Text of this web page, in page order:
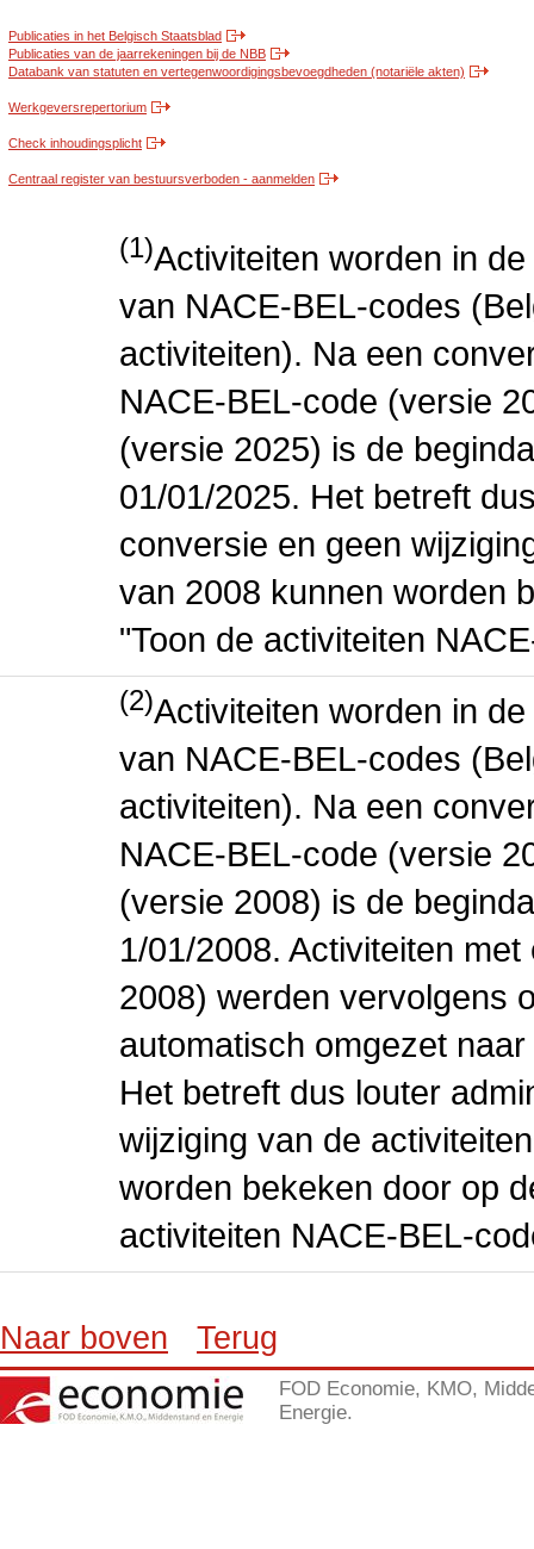
Publicaties in het Belgisch Staatsblad
Publicaties van de jaarrekeningen bij de NBB
Databank van statuten en vertegenwoordigingsbevoegdheden (notariële akten)
Werkgeversrepertorium
Check inhoudingsplicht
Centraal register van bestuursverboden - aanmelden
(1)Activiteiten worden in
van NACE-BEL-codes
activiteiten). Na een
NACE-BEL-code (versie
(versie 2025) is de
01/01/2025. Het betreft
conversie en geen
van 2008 kunnen worden
"Toon de activiteiten
(2)Activiteiten worden in
van NACE-BEL-codes
activiteiten). Na een
NACE-BEL-code (versie
(versie 2008) is de
1/01/2008. Activiteiten
2008) werden vervolgens
automatisch omgezet
Het betreft dus louter
wijziging van de
worden bekeken door op
activiteiten NACE-BEL-
Naar boven Terug
FOD Economie, KMO,
Energie.